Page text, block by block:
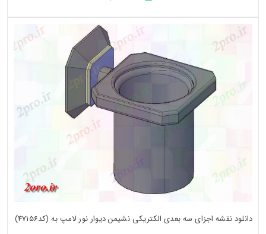
دانلود نقشه اجزای سه بعدی الکتریکی نشیمن دیوار نور لامپ به (کد47156)